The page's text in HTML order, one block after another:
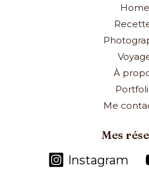
Home
À
Me
Mes
Instagram